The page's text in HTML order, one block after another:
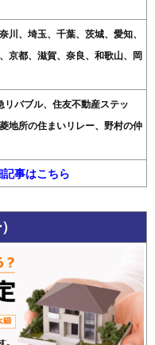
川、埼玉、千葉、茨城、愛知、
京都、滋賀、奈良、和歌山、岡
リバブル、住友不動産ステッ
地所の住まいリレー、野村の仲
事はこちら